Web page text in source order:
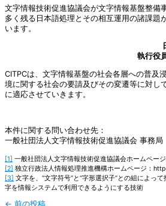
文字情報技術促進協議会が文字情報基盤整備
多く残る日本語処理とその相互運用の諸課題
います。
執行役
CITPCは、文字情報基盤の社会各層への普及
境に関する社会の要請及びその変遷等に対し
に適応させていきます。
本件に関する問い合わせ先：
一般社団法人文字情報技術促進協議会 事務局
[1] 一般社団法人文字情報技術促進協議会ホームペー
[2] 独立行政法人情報処理推進機構ホームページ：
[3] 文字を、“文字符号”と“字形選択子”との組によっ
字を情報システムで利用できるようにする技術
← 前の投稿